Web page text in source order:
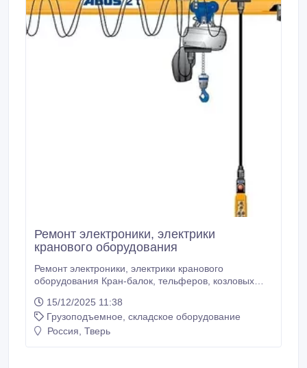
Ремонт электроники, электрики
кранового оборудования
Ремонт электроники, электрики кранового
оборудования Кран-балок, тельферов, козловых
кранов штабелер, лебедок: Услуги по ремонту и
наладке электроники и электрики. Установка
радиоуправления. Установка частотного
15/12/2025 11:38
Грузоподъемное, складское оборудование
Россия, Тверь